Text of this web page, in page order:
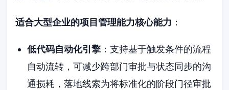
适合大型企业的项目管理能力核心能力 ：
低代码自动化引擎：支持基于触发条件的流程
自动流转，可减少跨部门审批与状态同步的沟
通损耗，落地线索为将标准化的阶段门径审批